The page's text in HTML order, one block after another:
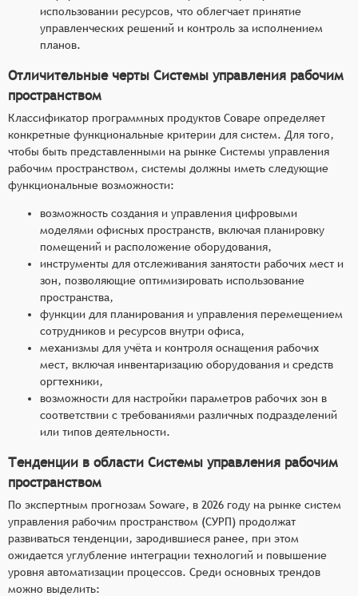
использовании ресурсов, что облегчает принятие
управленческих решений и контроль за исполнением
планов.
Отличительные черты Системы управления рабочим
пространством
Классификатор программных продуктов Соваре определяет
конкретные функциональные критерии для систем. Для того,
чтобы быть представленными на рынке Системы управления
рабочим пространством, системы должны иметь следующие
функциональные возможности:
возможность создания и управления цифровыми
моделями офисных пространств, включая планировку
помещений и расположение оборудования,
инструменты для отслеживания занятости рабочих мест и
зон, позволяющие оптимизировать использование
пространства,
функции для планирования и управления перемещением
сотрудников и ресурсов внутри офиса,
механизмы для учёта и контроля оснащения рабочих
мест, включая инвентаризацию оборудования и средств
оргтехники,
возможности для настройки параметров рабочих зон в
соответствии с требованиями различных подразделений
или типов деятельности.
Тенденции в области Системы управления рабочим
пространством
По экспертным прогнозам Soware, в 2026 году на рынке систем
управления рабочим пространством (СУРП) продолжат
развиваться тенденции, зародившиеся ранее, при этом
ожидается углубление интеграции технологий и повышение
уровня автоматизации процессов. Среди основных трендов
можно выделить: